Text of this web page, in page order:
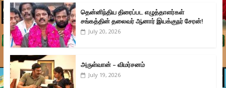
தென்னிந்திய திரைப்பட எழுத்தாளர்கள்
சங்கத்தின் தலைவர் ஆனார் இயக்குநர் சேரன்!
July 20, 2026
அருள்வான் – விமர்சனம்
July 19, 2026